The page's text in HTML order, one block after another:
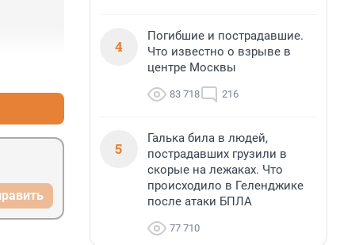
4
Погибшие и пострадавшие.
Что известно о взрыве в
центре Москвы
83 718 216
5
Галька била в людей,
пострадавших грузили в
скорые на лежаках. Что
происходило в Геленджике
после атаки БПЛА
77 710